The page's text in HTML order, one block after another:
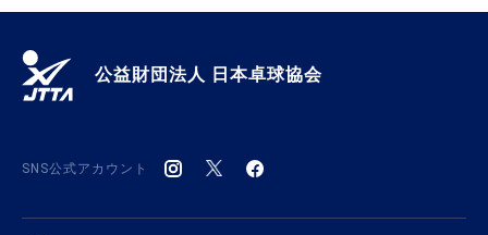
公益財団法人 日本卓球協会
SNS公式アカウント